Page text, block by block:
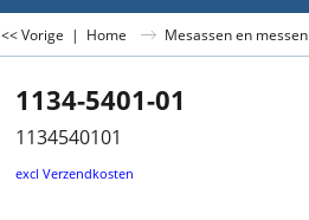
<< Vorige | Home Mesassen en messen
1134-5401-01
1134540101
excl Verzendkosten